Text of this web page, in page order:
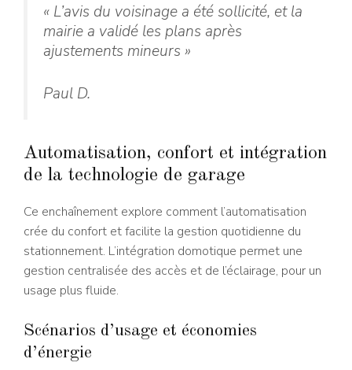
« L’avis du voisinage a été sollicité, et la
mairie a validé les plans après
ajustements mineurs »
Paul D.
Automatisation, confort et intégration
de la technologie de garage
Ce enchaînement explore comment l’automatisation
crée du confort et facilite la gestion quotidienne du
stationnement. L’intégration domotique permet une
gestion centralisée des accès et de l’éclairage, pour un
usage plus fluide.
Scénarios d’usage et économies
d’énergie